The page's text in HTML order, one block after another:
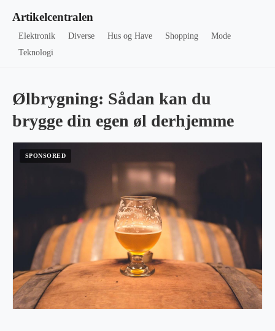
Artikelcentralen
Elektronik Diverse Hus og Have Shopping
Mode
Teknologi
Ølbrygning: Sådan kan du
brygge din egen øl derhjemme